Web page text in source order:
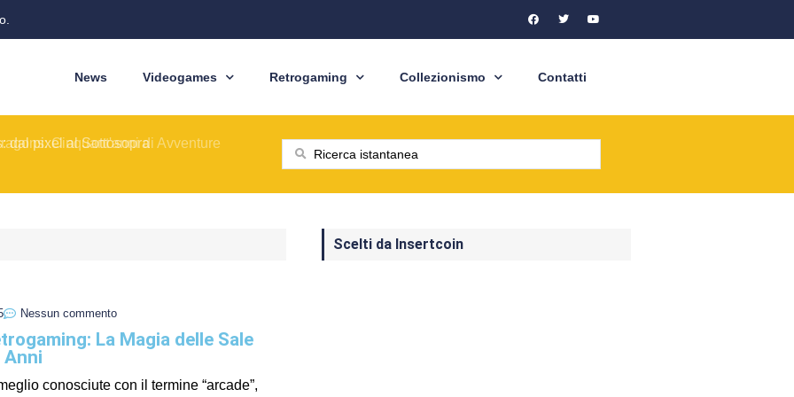
News Videogames Retrogaming Collezionismo Contatti
del modello originale
le sale giochi nel 1989
Cinquant'anni di Avventure
dal pixel al Sottosopra
BioWare
nostre tasche
del modello originale
le sale giochi nel 1989
Nessun commento
La Magia delle Sale
Anni
conosciute con il termine “arcade”,
Scelti da Insertcoin